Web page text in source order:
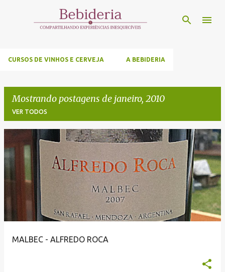
Pular para o conteúdo principal
CURSOS DE VINHOS E CERVEJA A BEBIDERIA
Mostrando postagens de janeiro, 2010
VER TODOS
P
o
s
t
e
MALBEC - ALFREDO ROCA